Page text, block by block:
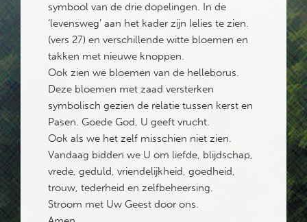
symbool van de drie dopelingen. In de
‘levensweg’ aan het kader zijn lelies te zien.
(vers 27) en verschillende witte bloemen en
takken met nieuwe knoppen.
Ook zien we bloemen van de helleborus.
Deze bloemen met zaad versterken
symbolisch gezien de relatie tussen kerst en
Pasen. Goede God, U geeft vrucht.
Ook als we het zelf misschien niet zien.
Vandaag bidden we U om liefde, blijdschap,
vrede, geduld, vriendelijkheid, goedheid,
trouw, tederheid en zelfbeheersing.
Stroom met Uw Geest door ons.